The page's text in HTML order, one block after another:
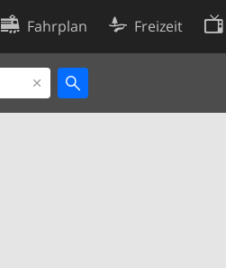
Fahrplan Freizeit
Cookie-Richtlinie
Cookie-Einstellungen